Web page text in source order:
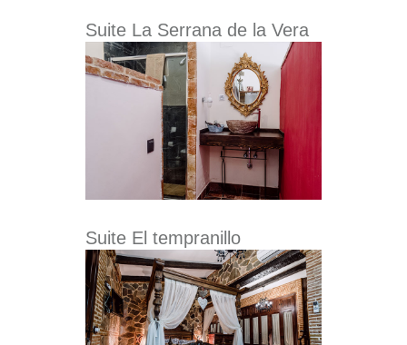
Suite La Serrana de la Vera
Suite El tempranillo